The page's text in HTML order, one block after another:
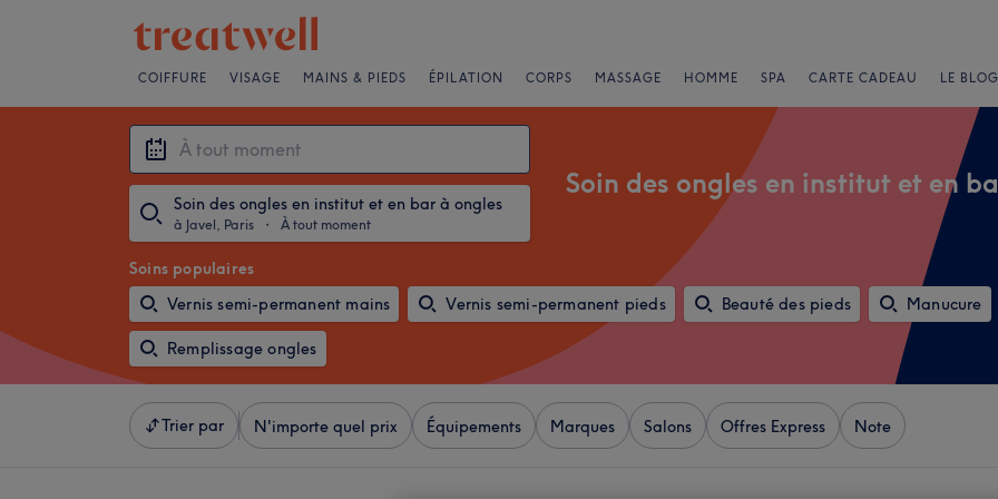
COIFFURE VISAGE MAINS & PIEDS ÉPILATION CORPS MASSAGE HOMME SPA CARTE CADEAU LE
Soin des ongles en institut et en bar à ongles
à Javel, Paris ・ À tout moment
Soin des ongles en institut et en
Soins populaires
Vernis semi-permanent mains
Vernis semi-permanent pieds Beauté des pieds Manucure
Remplissage ongles
Trier par N'importe quel prix Équipements Marques Salons Offres Express Note